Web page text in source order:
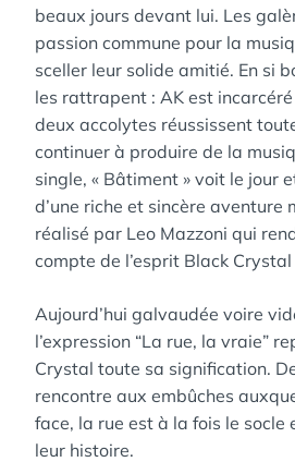
beaux jours devant lui. Les
passion commune pour la
sceller leur solide amitié. En si
les rattrapent : AK est
deux accolytes réussissent
continuer à produire de la
single, « Bâtiment » voit le jour
d’une riche et sincère aventure
réalisé par Leo Mazzoni qui
compte de l’esprit Black
Aujourd’hui galvaudée voire
l’expression “La rue, la vraie”
Crystal toute sa signification.
rencontre aux embûches
face, la rue est à la fois le socle
leur histoire.